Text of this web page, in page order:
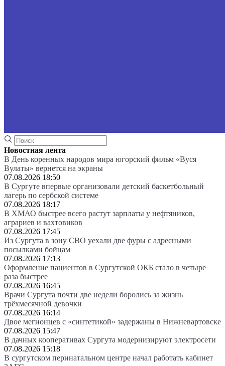
Новостная лента
В День коренных народов мира югорский фильм «Вуся
Вулаты» вернется на экраны
07.08.2026 18:50
В Сургуте впервые организовали детский баскетбольный
лагерь по сербской системе
07.08.2026 18:17
В ХМАО быстрее всего растут зарплаты у нефтяников,
аграриев и вахтовиков
07.08.2026 17:45
Из Сургута в зону СВО уехали две фуры с адресными
посылками бойцам
07.08.2026 17:13
Оформление пациентов в Сургутской ОКБ стало в четыре
раза быстрее
07.08.2026 16:45
Врачи Сургута почти две недели боролись за жизнь
трёхмесячной девочки
07.08.2026 16:14
Двое мегионцев с «синтетикой» задержаны в Нижневартовске
07.08.2026 15:47
В дачных кооперативах Сургута модернизируют электросети
07.08.2026 15:18
В сургутском перинатальном центре начал работать кабинет